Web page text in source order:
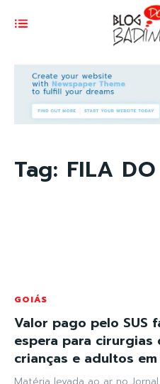
Tag: FILA DO
GOIÁS
Valor pago pelo SUS
espera para cirurgias
crianças e adultos em